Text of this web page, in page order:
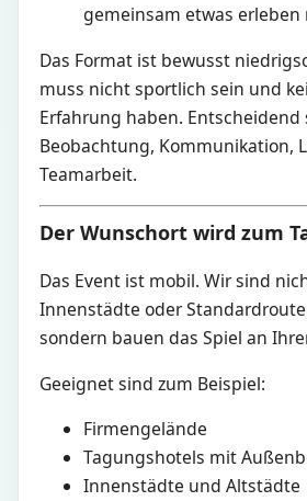
gemeinsam etwas erleben
Das Format ist bewusst
muss nicht sportlich sein und
Erfahrung haben. Entscheidend
Beobachtung, Kommunikation,
Teamarbeit.
Der Wunschort wird zum
Das Event ist mobil. Wir sind
Innenstädte oder
sondern bauen das Spiel an
Geeignet sind zum Beispiel:
Firmengelände
Tagungshotels mit
Innenstädte und Altstädte